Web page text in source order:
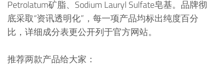
Petrolatum矿脂、Sodium Lauryl Sulfate皂基。品牌彻
底采取“资讯透明化”，每一项产品均标出纯度百分
比，详细成分表更公开列于官方网站。
推荐两款产品给大家：